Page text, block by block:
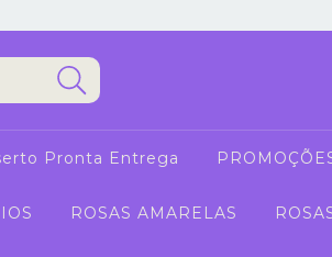
Pronta Entrega
ROSAS AMARELAS